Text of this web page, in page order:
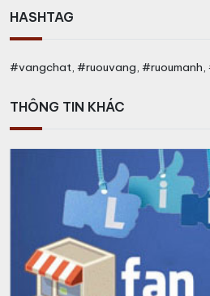
HASHTAG
#vangchat, #ruouvang,
THÔNG TIN KHÁC